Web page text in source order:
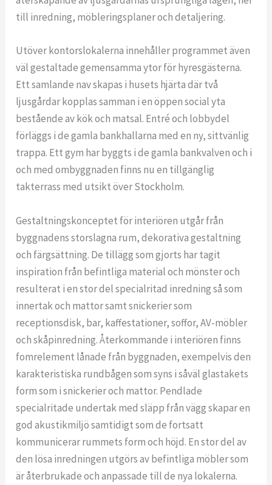
till inredning, möbleringsplaner och detaljering.
Utöver kontorslokalerna innehåller programmet även
väl gestaltade gemensamma ytor för hyresgästerna.
Ett samlande nav skapas i husets hjärta där två
ljusgårdar kopplas samman i en öppen social yta
bestående av kök och matsal. Entré och lobbydel
förläggs i de gamla bankhallarna med en ny, sittvänlig
trappa. Ett gym har byggts i de gamla bankvalven och i
och med ombyggnaden finns nu en tillgänglig
takterrass med utsikt över Stockholm.
Gestaltningskonceptet för interiören utgår från
byggnadens storslagna rum, dekorativa gestaltning
och färgsättning. De tillägg som gjorts har tagit
inspiration från befintliga material och mönster och
resulterat i en stor del specialritad inredning så som
innertak och mattor samt snickerier som
receptionsdisk, bar, kaffestationer, soffor, AV-möbler
och skåpinredning. Återkommande i interiören finns
fomrelement lånade från byggnaden, exempelvis den
karakteristiska rundbågen som syns i såväl glastakets
form som i snickerier och mattor. Pendlade
specialritade undertak med släpp från vägg skapar en
god akustikmiljö samtidigt som de fortsatt
kommunicerar rummets form och höjd. En stor del av
den lösa inredningen utgörs av befintliga möbler som
är återbrukade och anpassade till de nya lokalerna.